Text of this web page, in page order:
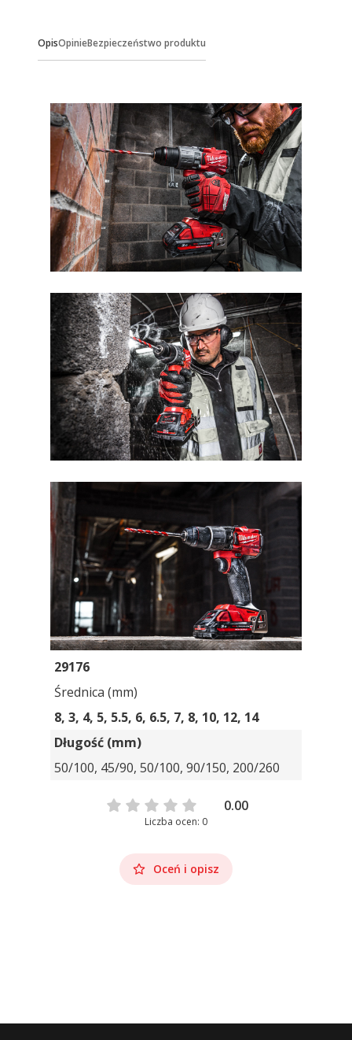
OpisOpinieBezpieczeństwo produktu
29176
Średnica (mm)
8, 3, 4, 5, 5.5, 6, 6.5, 7, 8, 10, 12, 14
Długość (mm)
50/100, 45/90, 50/100, 90/150, 200/260
0.00
Liczba ocen: 0
Oceń i opisz